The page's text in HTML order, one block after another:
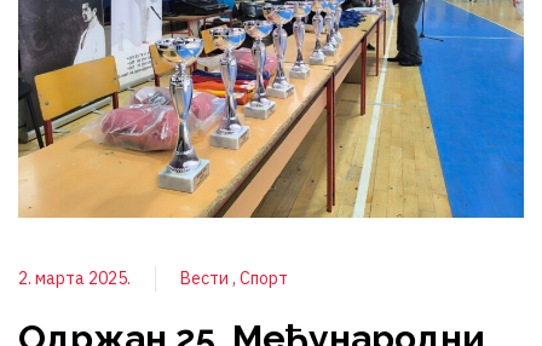
2. марта 2025. Вести Спорт
Одржан 25. Mеђународни